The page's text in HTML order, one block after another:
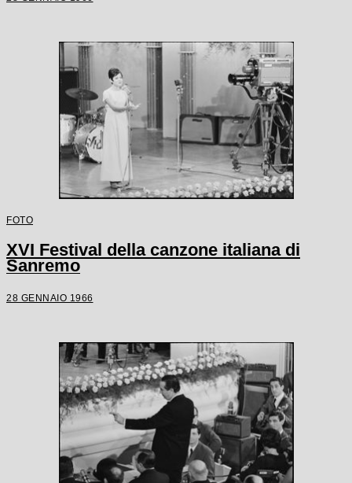
FOTO
XVI Festival della canzone italiana di
Sanremo
28 GENNAIO 1966